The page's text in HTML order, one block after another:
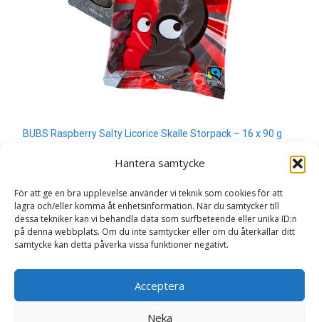
Hantera samtycke
För att ge en bra upplevelse använder vi teknik som cookies för att
lagra och/eller komma åt enhetsinformation. När du samtycker till
dessa tekniker kan vi behandla data som surfbeteende eller unika ID:n
på denna webbplats. Om du inte samtycker eller om du återkallar ditt
samtycke kan detta påverka vissa funktioner negativt.
Acceptera
Neka
BUBS Raspberry Salty Licorice Skalle Storpack – 16 x 90 g
Search